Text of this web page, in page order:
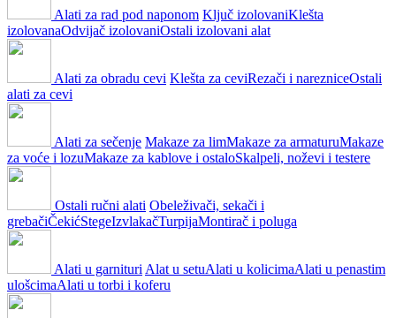
Alati za rad pod naponom Ključ izolovaniKlešta
izolovanaOdvijač izolovaniOstali izolovani alat
Alati za obradu cevi Klešta za ceviRezači i narezniceOstali
alati za cevi
Alati za sečenje Makaze za limMakaze za armaturuMakaze
za voće i lozuMakaze za kablove i ostaloSkalpeli, noževi i testere
Ostali ručni alati Obeleživači, sekači i
grebačiČekićStegeIzvlakačTurpijaMontirač i poluga
Alati u garnituri Alat u setuAlati u kolicimaAlati u penastim
ulošcimaAlati u torbi i koferu